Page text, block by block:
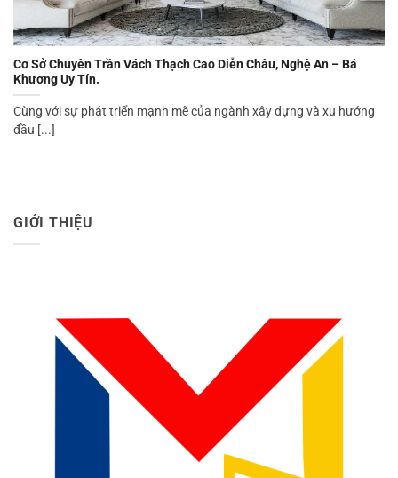
Cơ Sở Chuyên Trần Vách Thạch Cao Diễn Châu, Nghệ An – Bá
Khương Uy Tín.
Cùng với sự phát triển mạnh mẽ của ngành xây dựng và xu hướng
đầu [...]
GIỚI THIỆU